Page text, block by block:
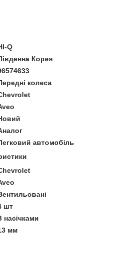
Q
Корея
колеса
автомобіль
шт
насічками
мм